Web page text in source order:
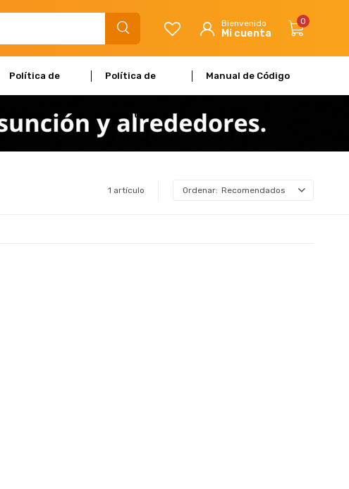
Política de Política de
Garantía
Manual de Código
de Ética
0
1 artículo Recomendados